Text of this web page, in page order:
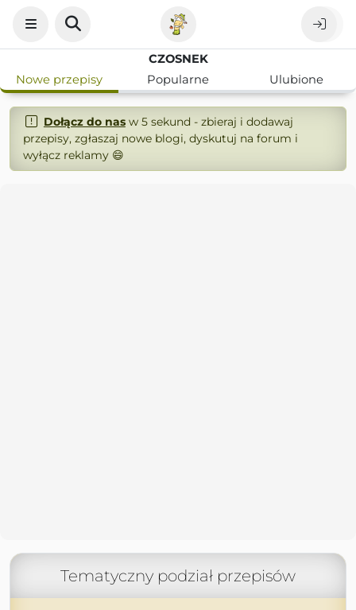
CZOSNEK
Nowe przepisy
Popularne Ulubione
Dołącz do nasw 5 sekund - zbieraj i dodawaj
przepisy, zgłaszaj nowe blogi, dyskutuj na forum i
wyłącz reklamy 😄
Tematyczny podział przepisów